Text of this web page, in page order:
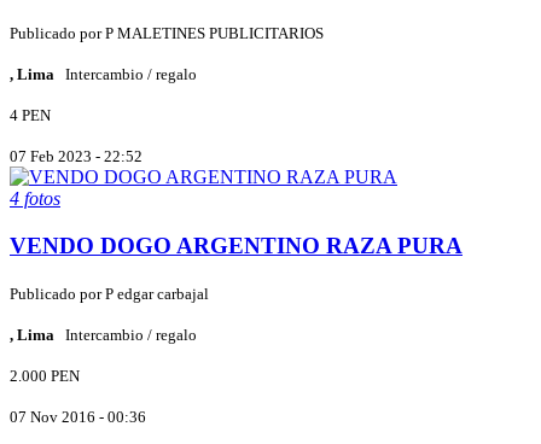
Publicado porP MALETINES PUBLICITARIOS
, Lima Intercambio / regalo
4 PEN
07 Feb 2023 - 22:52
4 fotos
VENDO DOGO ARGENTINO RAZA PURA
Publicado porP edgar carbajal
, Lima Intercambio / regalo
2.000 PEN
07 Nov 2016 - 00:36